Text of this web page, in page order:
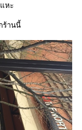
หะ
ร้านนี้